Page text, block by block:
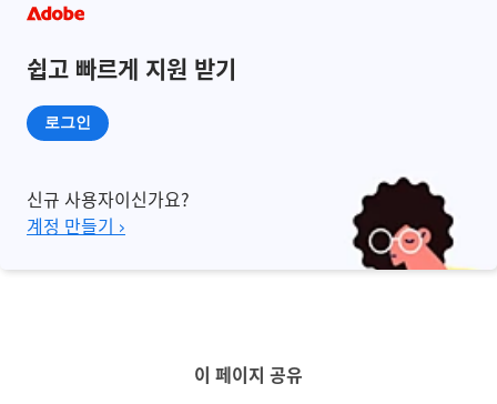
쉽고 빠르게 지원 받기
로그인
신규 사용자이신가요?
계정 만들기 ›
이 페이지 공유